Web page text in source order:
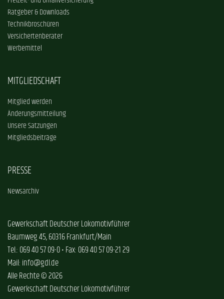
Ratgeber & Downloads
Technikbroschüren
Versichertenberater
Werbemittel
MITGLIEDSCHAFT
Mitglied werden
Änderungsmitteilung
Unsere Satzungen
Mitgliedsbeiträge
PRESSE
Newsarchiv
Gewerkschaft Deutscher Lokomotivführer
Baumweg 45, 60316 Frankfurt/Main
Tel.: 069 40 57 09-0 • Fax: 069 40 57 09-21 29
Mail: info@gdl.de
Alle Rechte © 2026
Gewerkschaft Deutscher Lokomotivführer